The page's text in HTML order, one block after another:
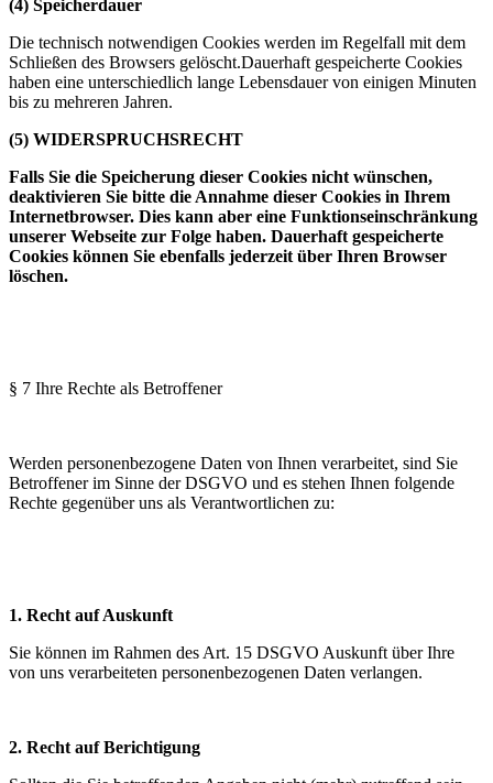
(4) Speicherdauer
Die technisch notwendigen Cookies werden im Regelfall mit dem
Schließen des Browsers gelöscht.Dauerhaft gespeicherte Cookies
haben eine unterschiedlich lange Lebensdauer von einigen Minuten
bis zu mehreren Jahren.
(5) WIDERSPRUCHSRECHT
Falls Sie die Speicherung dieser Cookies nicht wünschen,
deaktivieren Sie bitte die Annahme dieser Cookies in Ihrem
Internetbrowser. Dies kann aber eine Funktionseinschränkung
unserer Webseite zur Folge haben. Dauerhaft gespeicherte
Cookies können Sie ebenfalls jederzeit über Ihren Browser
löschen.
§ 7 Ihre Rechte als Betroffener
Werden personenbezogene Daten von Ihnen verarbeitet, sind Sie
Betroffener im Sinne der DSGVO und es stehen Ihnen folgende
Rechte gegenüber uns als Verantwortlichen zu:
1. Recht auf Auskunft
Sie können im Rahmen des Art. 15 DSGVO Auskunft über Ihre
von uns verarbeiteten personenbezogenen Daten verlangen.
2. Recht auf Berichtigung